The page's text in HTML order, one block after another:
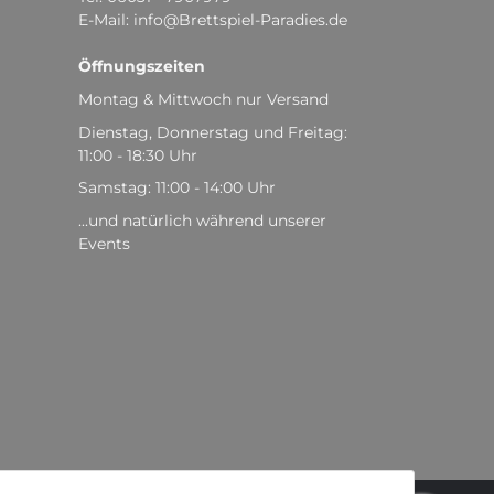
E-Mail: info@Brettspiel-Paradies.de
Öffnungszeiten
Montag & Mittwoch nur Versand
Dienstag, Donnerstag und Freitag:
11:00 - 18:30 Uhr
Samstag: 11:00 - 14:00 Uhr
...und natürlich während unserer
Events